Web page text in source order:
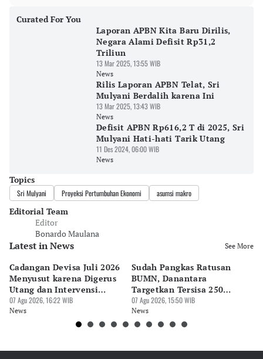
Curated For You
Laporan APBN Kita Baru Dirilis,
Negara Alami Defisit Rp31,2
Triliun
13 Mar 2025, 13:55 WIB
News
Rilis Laporan APBN Telat, Sri
Mulyani Berdalih karena Ini
13 Mar 2025, 13:43 WIB
News
Defisit APBN Rp616,2 T di 2025, Sri
Mulyani Hati-hati Tarik Utang
11 Des 2024, 06:00 WIB
News
Topics
Sri Mulyani Proyeksi Pertumbuhan Ekonomi asumsi makro
Editorial Team
Editor
Bonardo Maulana
Latest in News See More
Cadangan Devisa Juli 2026
Menyusut karena Digerus
Utang dan Intervensi
Rupiah
07 Agu 2026, 16:22 WIB
News
Sudah Pangkas Ratusan
BUMN, Danantara
Targetkan Tersisa 250
Perusahaan
07 Agu 2026, 15:50 WIB
News